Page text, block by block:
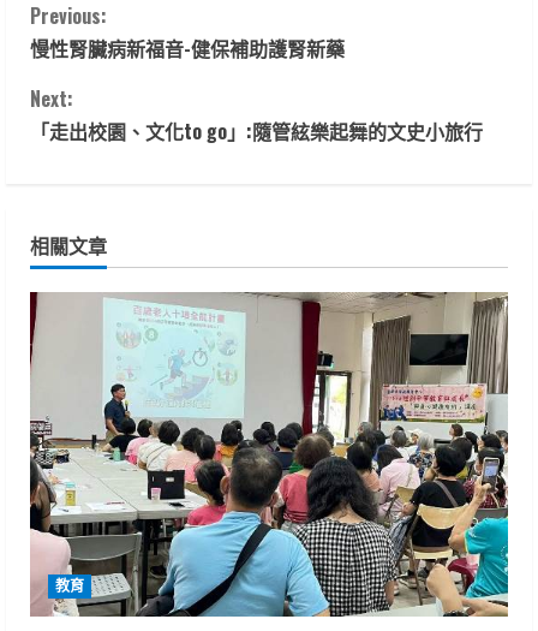
C
o
n
i
n
u
e
R
e
a
d
Previous:
慢性腎臟病新福音-健保補助護腎新藥
Next:
「走出校園、文化to go」:隨管絃樂起舞的文史小旅行
相關文章
教育